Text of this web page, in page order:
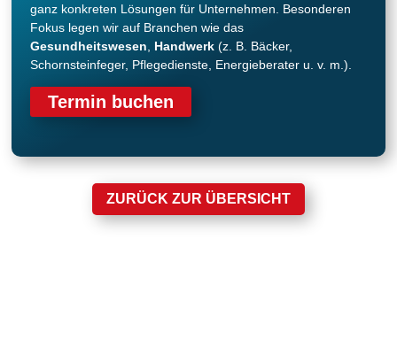
ganz konkreten Lösungen für Unternehmen. Besonderen
Fokus legen wir auf Branchen wie das
Gesundheitswesen
Handwerk (z. B. Bäcker,
Schornsteinfeger, Pflegedienste, Energieberater u. v. m.).
Termin buchen
ZURÜCK ZUR ÜBERSICHT